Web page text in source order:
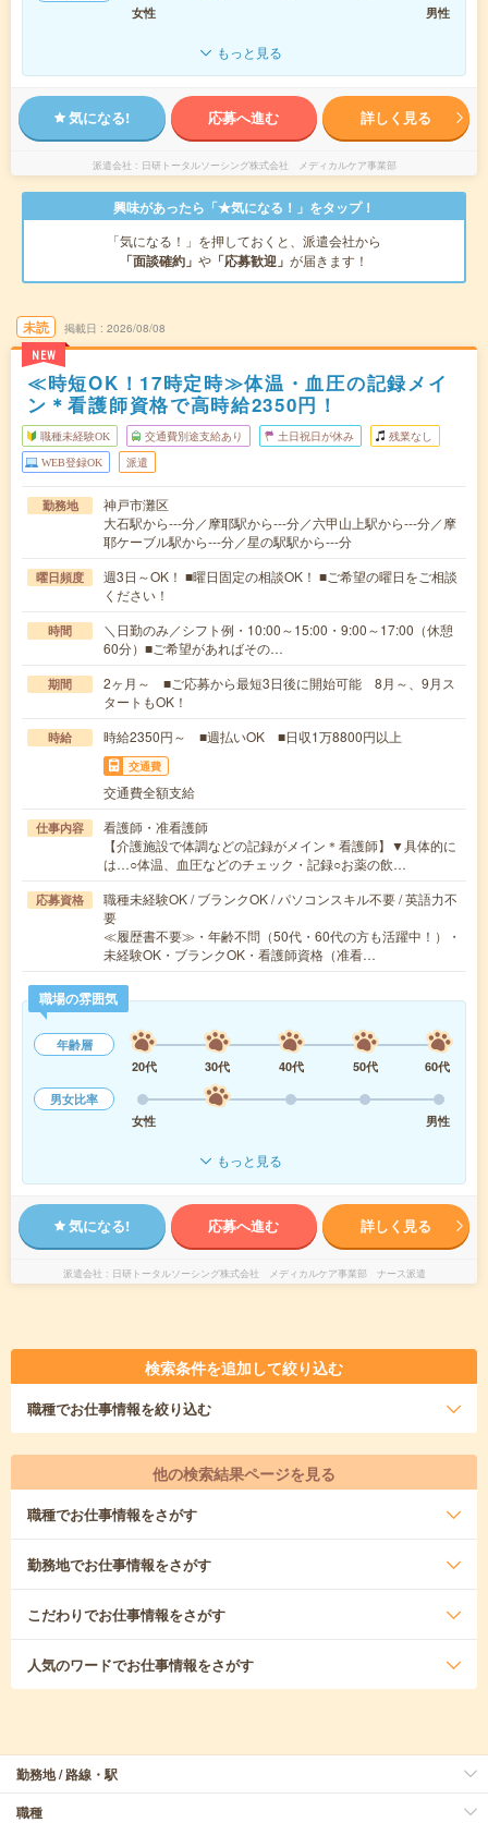
女性
男性
もっと見る
気になる! 応募へ進む 詳しく見る
派遣会社 日研トータルソーシング株式会社 メディカルケア事業部
興味があったら「★気になる！」をタップ！
「気になる！」を押しておくと、派遣会社から
「面談確約」 や 「応募歓迎」 が届きます！
未読
NEW
掲載日 2026/08/08
≪時短OK！17時定時≫体温・血圧の記録メイ
ン＊看護師資格で高時給2350円！
職種未経験OK 交通費別途支給あり 土日祝日が休み 残業なし
WEB登録OK 派遣
勤務地
神戸市灘区
大石駅から---分／摩耶駅から---分／六甲山上駅から---分／摩
耶ケーブル駅から---分／星の駅駅から---分
曜日頻度
週3日～OK！ ■曜日固定の相談OK！ ■ご希望の曜日をご相談
ください！
時間
＼日勤のみ／シフト例・10:00～15:00・9:00～17:00（休憩
60分）■ご希望があればその…
期間
2ヶ月～ ■ご応募から最短3日後に開始可能 8月～、9月ス
タートもOK！
時給 時給2350円～ ■週払いOK ■日収1万8800円以上
交通費
交通費全額支給
仕事内容
看護師・准看護師
【介護施設で体調などの記録がメイン＊看護師】▼具体的に
は…○体温、血圧などのチェック・記録○お薬の飲…
応募資格
職種未経験OK / ブランクOK / パソコンスキル不要 / 英語力不
要
≪履歴書不要≫・年齢不問（50代・60代の方も活躍中！）・
未経験OK・ブランクOK・看護師資格（准看…
職場の雰囲気
年齢層
20代
30代 40代 50代
60代
男女比率
女性
男性
もっと見る
気になる! 応募へ進む 詳しく見る
派遣会社 日研トータルソーシング株式会社 メディカルケア事業部 ナース派遣
検索条件を追加して絞り込む
職種でお仕事情報を絞り込む
他の検索結果ページを見る
職種でお仕事情報をさがす
勤務地でお仕事情報をさがす
こだわりでお仕事情報をさがす
人気のワードでお仕事情報をさがす
勤務地 / 路線・駅
職種